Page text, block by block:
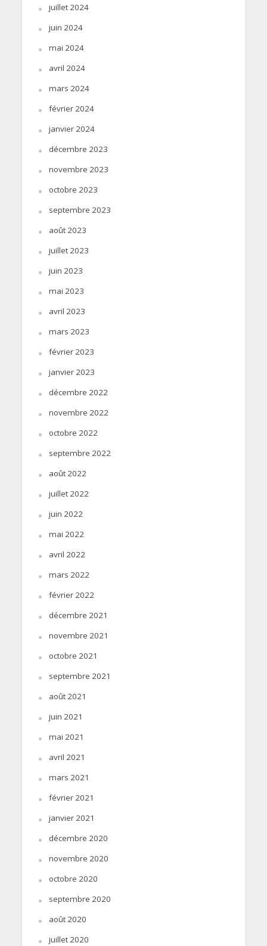
juillet 2024
juin 2024
mai 2024
avril 2024
mars 2024
février 2024
janvier 2024
décembre 2023
novembre 2023
octobre 2023
septembre 2023
août 2023
juillet 2023
juin 2023
mai 2023
avril 2023
mars 2023
février 2023
janvier 2023
décembre 2022
novembre 2022
octobre 2022
septembre 2022
août 2022
juillet 2022
juin 2022
mai 2022
avril 2022
mars 2022
février 2022
décembre 2021
novembre 2021
octobre 2021
septembre 2021
août 2021
juin 2021
mai 2021
avril 2021
mars 2021
février 2021
janvier 2021
décembre 2020
novembre 2020
octobre 2020
septembre 2020
août 2020
juillet 2020